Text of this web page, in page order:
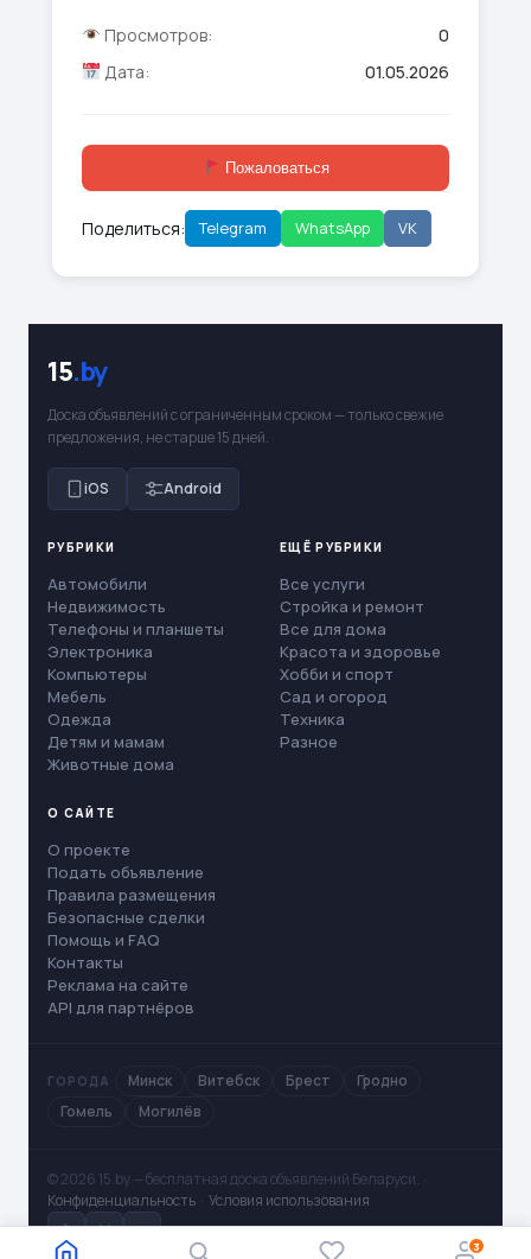
Просмотров:
0
Дата:
01.05.2026
Пожаловаться
Поделиться: Telegram WhatsApp VK
3
15.by
Доска объявлений с ограниченным сроком — только свежие
предложения, не старше 15 дней.
iOS Android
РУБРИКИ
Автомобили
Недвижимость
Телефоны и планшеты
Электроника
Компьютеры
Мебель
Одежда
Детям и мамам
Животные дома
ЕЩЁ РУБРИКИ
Все услуги
Стройка и ремонт
Все для дома
Красота и здоровье
Хобби и спорт
Сад и огород
Техника
Разное
О САЙТЕ
О проекте
Подать объявление
Правила размещения
Безопасные сделки
Помощь и FAQ
Контакты
Реклама на сайте
API для партнёров
ГОРОДА Минск Витебск Брест
Гродно
Гомель
Могилёв
© 2026 15.by — бесплатная доска объявлений Беларуси. ·
Конфиденциальность · Условия использования
✈ V ◻